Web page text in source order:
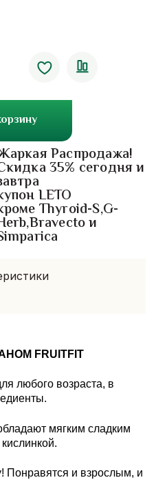
Распродажа!
35% сегодня и
LETO
Thyroid-S,G-
и
FRUITFIT
любого возраста, в
мягким сладким
Понравятся и взрослым, и